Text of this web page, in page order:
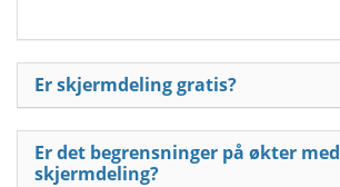
Er skjermdeling gratis?
Er det begrensninger på økter med
skjermdeling?